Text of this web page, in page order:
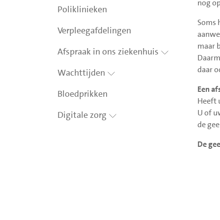
Poliklinieken
Verpleegafdelingen
Afspraak in ons ziekenhuis
Wachttijden
Bloedprikken
Digitale zorg
nog
Soms
maar
daar
Een
Heeft
U of
de
De